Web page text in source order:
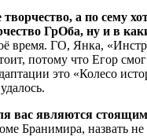
а по сему
ГрОба, ну и в
время. ГО, Янка,
потому что Егор
это «Колесо
вас являются
Бранимира, назвать не